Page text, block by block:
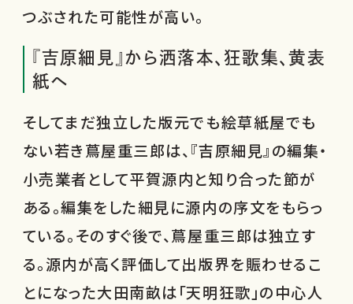
つぶされた可能性が高い。
『吉原細見』から洒落本、狂歌集、黄表
紙へ
そしてまだ独立した版元でも絵草紙屋でも
ない若き蔦屋重三郎は、『吉原細見』の編集・
小売業者として平賀源内と知り合った節が
ある。編集をした細見に源内の序文をもらっ
ている。そのすぐ後で、蔦屋重三郎は独立す
る。源内が高く評価して出版界を賑わせるこ
とになった大田南畝は「天明狂歌」の中心人